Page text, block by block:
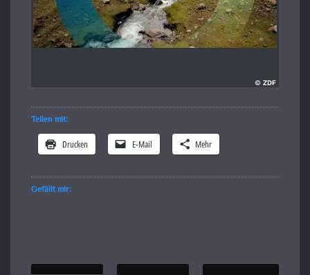
Teilen mit:
Drucken E-Mail Mehr
Gefällt mir: